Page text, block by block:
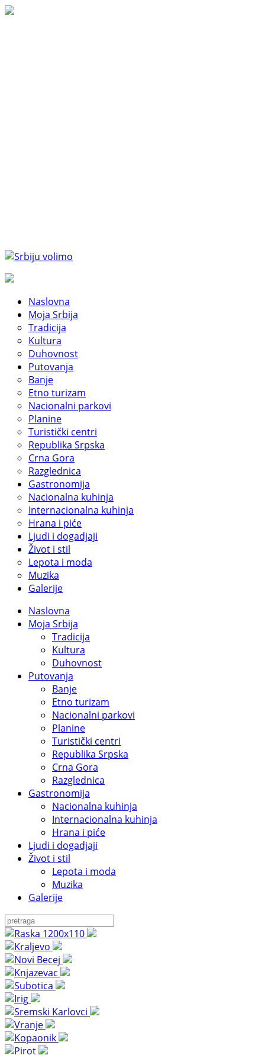
Naslovna
Moja Srbija
Tradicija
Kultura
Duhovnost
Putovanja
Banje
Etno turizam
Nacionalni parkovi
Planine
Turistički centri
Republika Srpska
Crna Gora
Razglednica
Gastronomija
Nacionalna kuhinja
Internacionalna kuhinja
Hrana i piće
Ljudi i dogadjaji
Život i stil
Lepota i moda
Muzika
Galerije
Naslovna
Moja Srbija
Tradicija
Kultura
Duhovnost
Putovanja
Banje
Etno turizam
Nacionalni parkovi
Planine
Turistički centri
Republika Srpska
Crna Gora
Razglednica
Gastronomija
Nacionalna kuhinja
Internacionalna kuhinja
Hrana i piće
Ljudi i dogadjaji
Život i stil
Lepota i moda
Muzika
Galerije